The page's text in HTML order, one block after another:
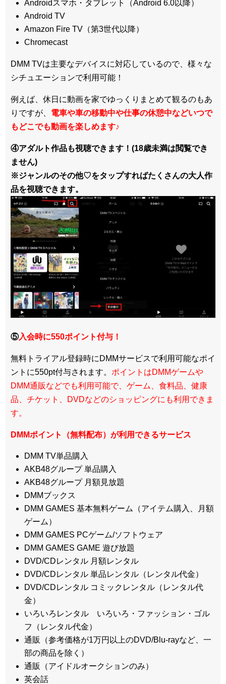
Androidスマホ・タブレット（Android 6.0以降）
Android TV
Amazon Fire TV（第3世代以降）
Chromecast
DMM TVは主要なデバイスに対応しているので、 様々な
シチュエーションで利用可能！
例えば、休日に動画を家でゆっくりまとめて観るのもあ
りですが、 電車や車の移動中や仕事の休憩中などいつで
もどこでも動画を楽しめます♪
④アダルト作品も視聴できます！(18歳未満は閲覧でき
ません)
※ジャンルのその他♡をタップすればたくさんの大人作
品を視聴できます。
⑤入会時に550ポイント付与！
無料トライアル登録時にDMMサービスで利用可能なポイ
ントに550pt付与されます。 ポイントはDMMゲームや
DMM通販などでも利用可能で、ゲーム、食料品、健康
品、チケット、DVDなどのショッピングにも利用できま
す。
DMMポイント（無料配布）が利用できるサービス
DMM TV単品購入
AKB48グループ 単品購入
AKB48グループ 月額見放題
DMMブックス
DMM GAMES 基本無料ゲーム（アイテム購入、月額
ゲーム）
DMM GAMES PCゲーム/ソフトウェア
DMM GAMES GAME 遊び放題
DVD/CDレンタル 月額レンタル
DVD/CDレンタル 単品レンタル（レンタル代金）
DVD/CDレンタル コミックレンタル（レンタル代
金）
いろいろレンタル いろいろ・ファッション・ゴル
フ（レンタル代金）
通販（参考価格が1万円以上のDVD/Blu-rayなど、一
部の商品を除く）
通販（アイドルオークションのみ）
英会話